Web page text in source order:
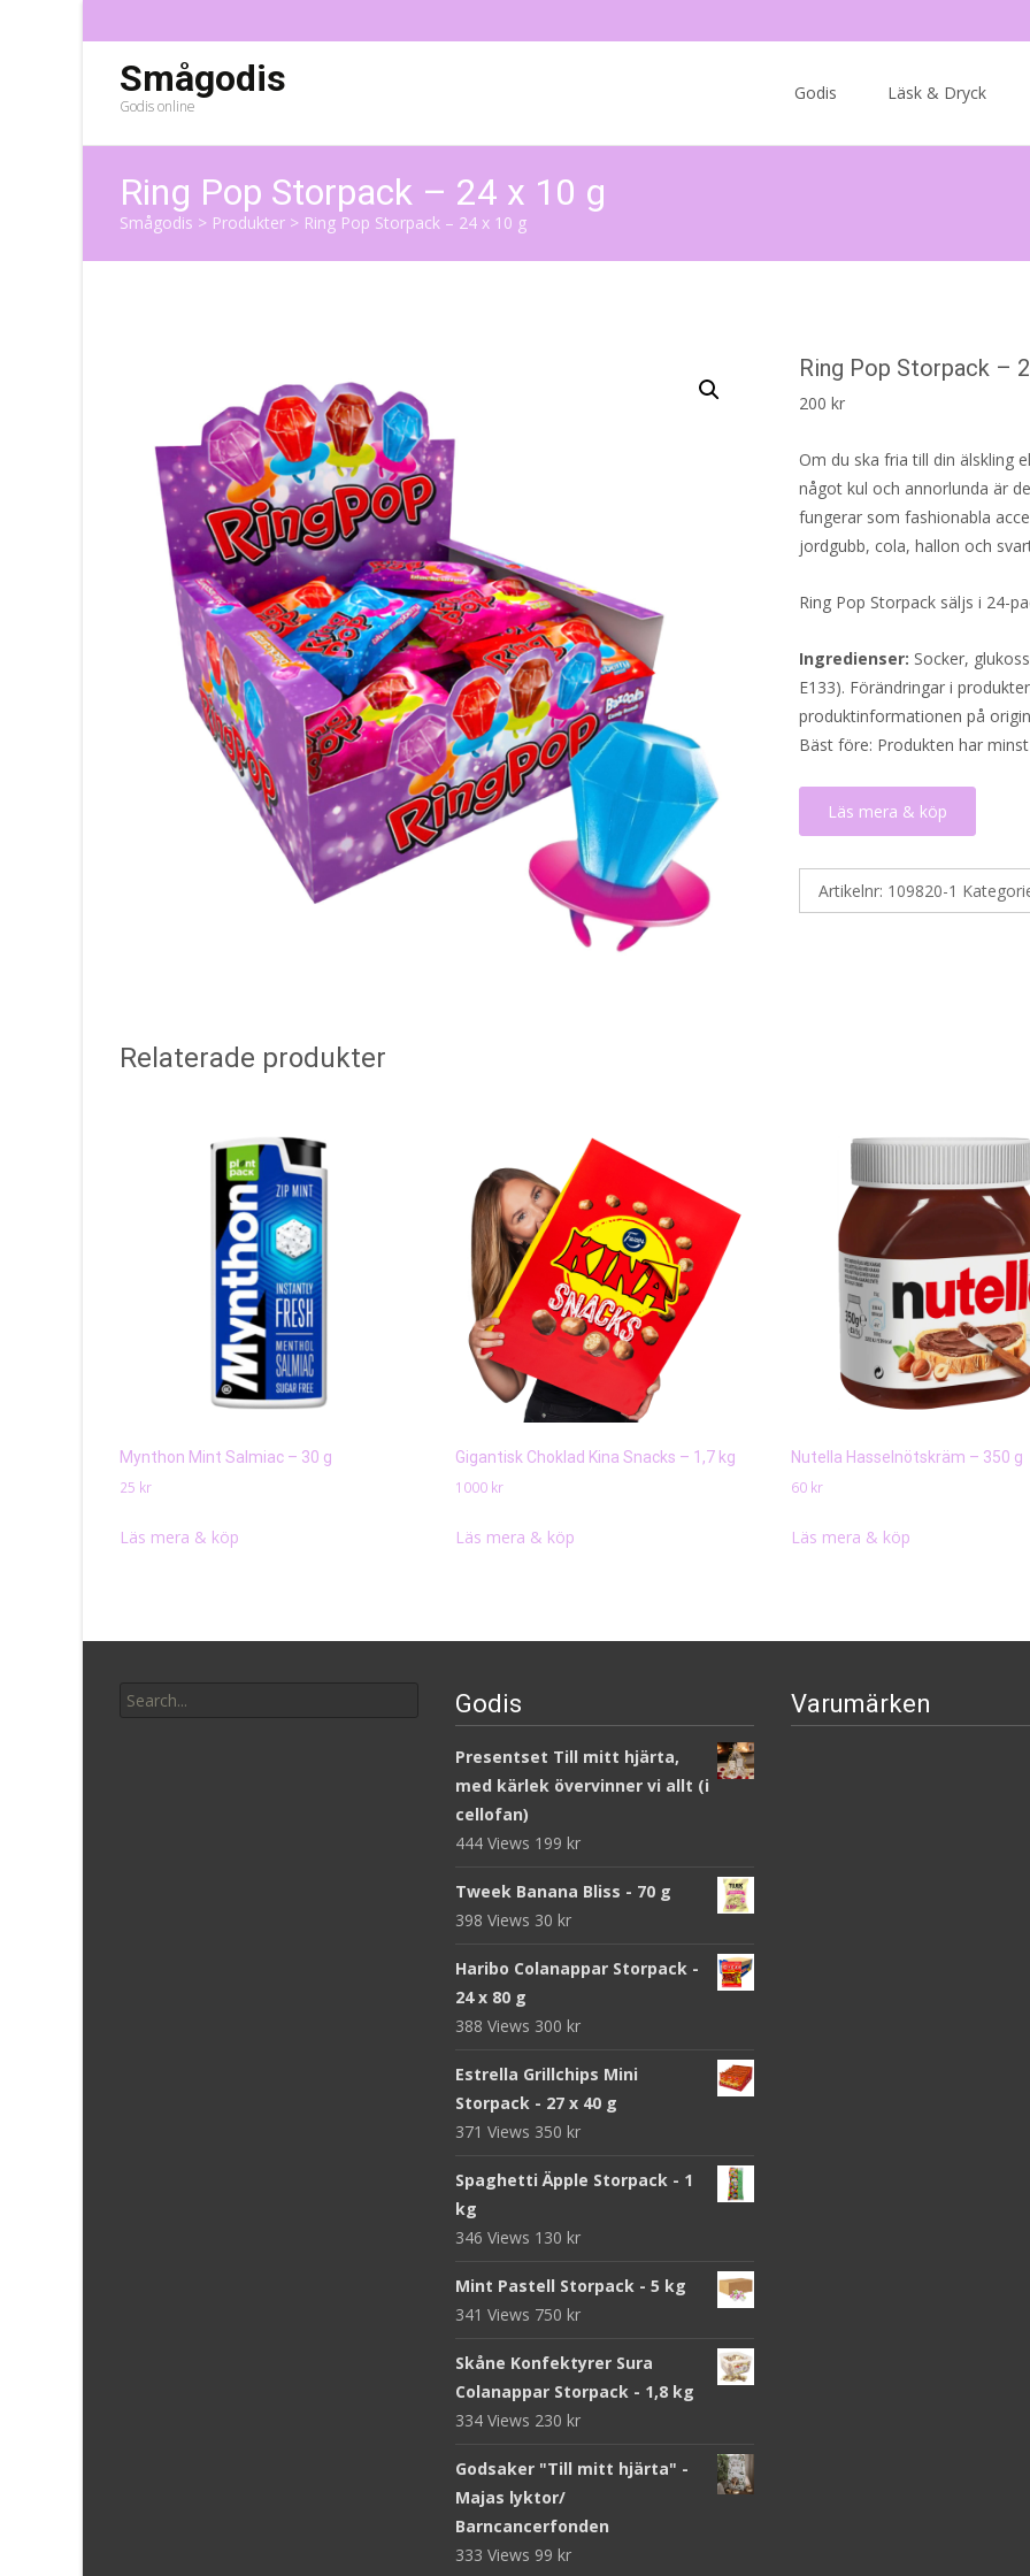
Smågodis
Godis online
Godis Läsk & Dryck
Ring Pop Storpack – 24 x 10 g
Smågodis > Produkter > Ring Pop Storpack – 24 x 10 g
Ring Pop Storpack –
200 kr
Om du ska fria till din älskling
något kul och annorlunda är
fungerar som fashionabla
jordgubb, cola, hallon och
Ring Pop Storpack säljs i 24-
Ingredienser: Socker,
E133). Förändringar i
produktinformationen på
Bäst före: Produkten har
Läs mera & köp
Artikelnr: 109820-1
Relaterade produkter
Mynthon Mint Salmiac – 30 g
25 kr
Läs mera & köp
Gigantisk Choklad Kina Snacks – 1,7 kg
1000 kr
Läs mera & köp
Nutella Hasselnötskräm – 350 g
60 kr
Läs mera & köp
for:
Godis
Presentset Till mitt hjärta,
med kärlek övervinner vi allt (i
cellofan)
444 Views 199 kr
Tweek Banana Bliss - 70 g
398 Views 30 kr
Haribo Colanappar Storpack -
24 x 80 g
388 Views 300 kr
Estrella Grillchips Mini
Storpack - 27 x 40 g
371 Views 350 kr
Spaghetti Äpple Storpack - 1
kg
346 Views 130 kr
Mint Pastell Storpack - 5 kg
341 Views 750 kr
Skåne Konfektyrer Sura
Colanappar Storpack - 1,8 kg
334 Views 230 kr
Godsaker "Till mitt hjärta" -
Majas lyktor/
Barncancerfonden
333 Views 99 kr
Varumärken